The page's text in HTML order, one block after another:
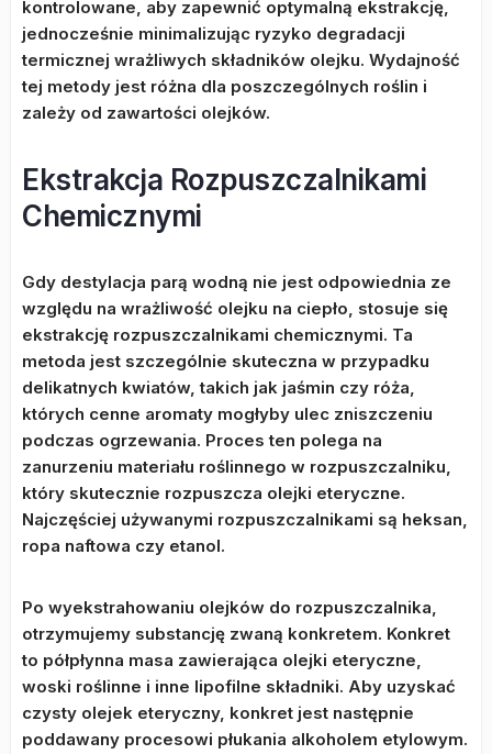
kontrolowane, aby zapewnić optymalną ekstrakcję,
jednocześnie minimalizując ryzyko degradacji
termicznej wrażliwych składników olejku. Wydajność
tej metody jest różna dla poszczególnych roślin i
zależy od zawartości olejków.
Ekstrakcja Rozpuszczalnikami
Chemicznymi
Gdy destylacja parą wodną nie jest odpowiednia ze
względu na wrażliwość olejku na ciepło, stosuje się
ekstrakcję rozpuszczalnikami chemicznymi. Ta
metoda jest szczególnie skuteczna w przypadku
delikatnych kwiatów, takich jak jaśmin czy róża,
których cenne aromaty mogłyby ulec zniszczeniu
podczas ogrzewania. Proces ten polega na
zanurzeniu materiału roślinnego w rozpuszczalniku,
który skutecznie rozpuszcza olejki eteryczne.
Najczęściej używanymi rozpuszczalnikami są heksan,
ropa naftowa czy etanol.
Po wyekstrahowaniu olejków do rozpuszczalnika,
otrzymujemy substancję zwaną konkretem. Konkret
to półpłynna masa zawierająca olejki eteryczne,
woski roślinne i inne lipofilne składniki. Aby uzyskać
czysty olejek eteryczny, konkret jest następnie
poddawany procesowi płukania alkoholem etylowym.